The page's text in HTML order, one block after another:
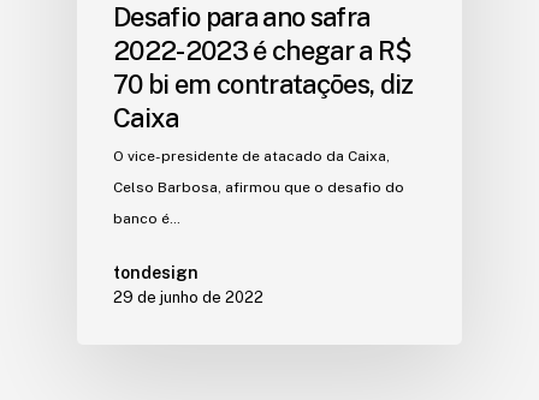
Desafio para ano safra
2022-2023 é chegar a R$
70 bi em contratações, diz
Caixa
O vice-presidente de atacado da Caixa,
Celso Barbosa, afirmou que o desafio do
banco é…
tondesign
29 de junho de 2022